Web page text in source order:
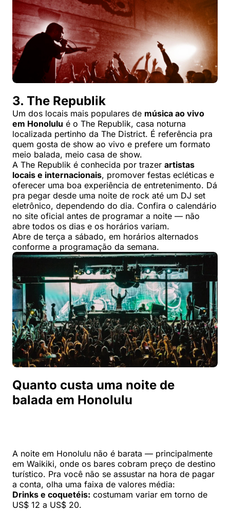
3. The Republik
Um dos locais mais populares de música ao vivo
em Honolulu é o The Republik, casa noturna
localizada pertinho da The District. É referência pra
quem gosta de show ao vivo e prefere um formato
meio balada, meio casa de show.
A The Republik é conhecida por trazer artistas
locais e internacionais, promover festas ecléticas e
oferecer uma boa experiência de entretenimento. Dá
pra pegar desde uma noite de rock até um DJ set
eletrônico, dependendo do dia. Confira o calendário
no site oficial antes de programar a noite — não
abre todos os dias e os horários variam.
Abre de terça a sábado, em horários alternados
conforme a programação da semana.
Quanto custa uma noite de
balada em Honolulu
A noite em Honolulu não é barata — principalmente
em Waikiki, onde os bares cobram preço de destino
turístico. Pra você não se assustar na hora de pagar
a conta, olha uma faixa de valores média:
Drinks e coquetéis: costumam variar em torno de
US$ 12 a US$ 20.